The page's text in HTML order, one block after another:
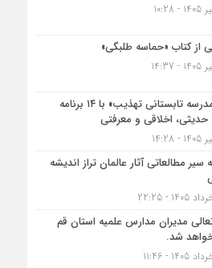
از کتاب «حماسه طلبگی»
آغاز «مدرسه تابستانی تهذیب» با ۱۴ برنامه
حدیثی، اخلاقی و معرفتی
سیر مطالعاتی آثار عالمان تراز اندیشه
مدیران مدارس علمیه استان قم
خواهد شد.